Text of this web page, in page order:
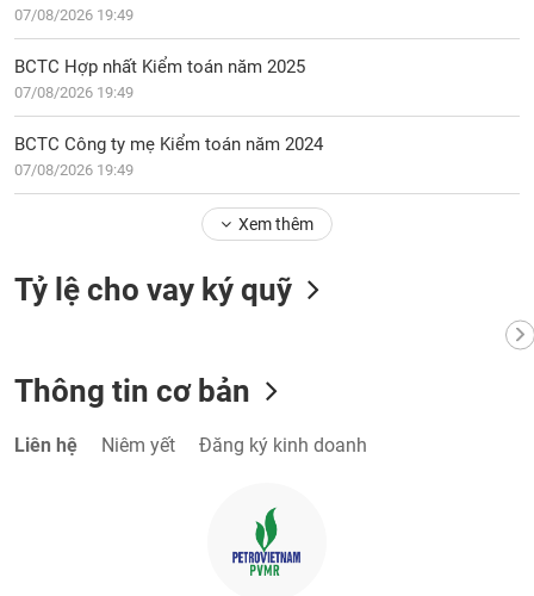
07/08/2026 19:49
BCTC Hợp nhất Kiểm toán năm 2025
07/08/2026 19:49
BCTC Công ty mẹ Kiểm toán năm 2024
07/08/2026 19:49
Xem thêm
Tỷ lệ cho vay ký quỹ
Thông tin cơ bản
Liên hệ Niêm yết Đăng ký kinh doanh
VỤ
THÔNG
TIỆN
SẢN
Mã
chứng
Chỉ số